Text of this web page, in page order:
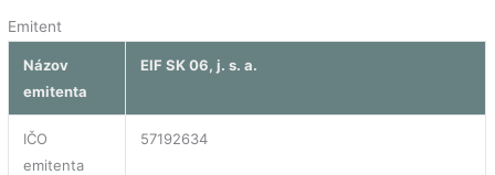
Emitent
Názov
emitenta
EIF SK 06, j. s. a.
IČO
emitenta
57192634